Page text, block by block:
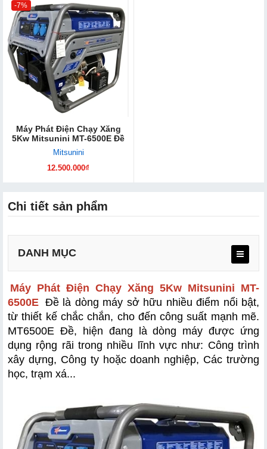
-7%
Máy Phát Điện Chạy Xăng
5Kw Mitsunini MT-6500E Đề
Mitsunini
12.500.000₫
Chi tiết sản phẩm
DANH MỤC
Máy Phát Điện Chạy Xăng 5Kw Mitsunini MT-
6500E Đề là dòng máy sở hữu nhiều điểm nổi bật,
từ thiết kế chắc chắn, cho đến công suất mạnh mẽ.
MT6500E Đề, hiện đang là dòng máy được ứng
dụng rộng rãi trong nhiều lĩnh vực như: Công trình
xây dựng, Công ty hoặc doanh nghiệp, Các trường
học, trạm xá...